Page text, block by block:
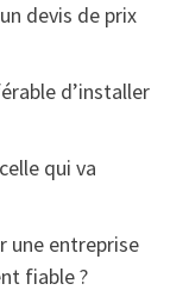
devis de prix
d’installer
qui va
une entreprise
fiable ?